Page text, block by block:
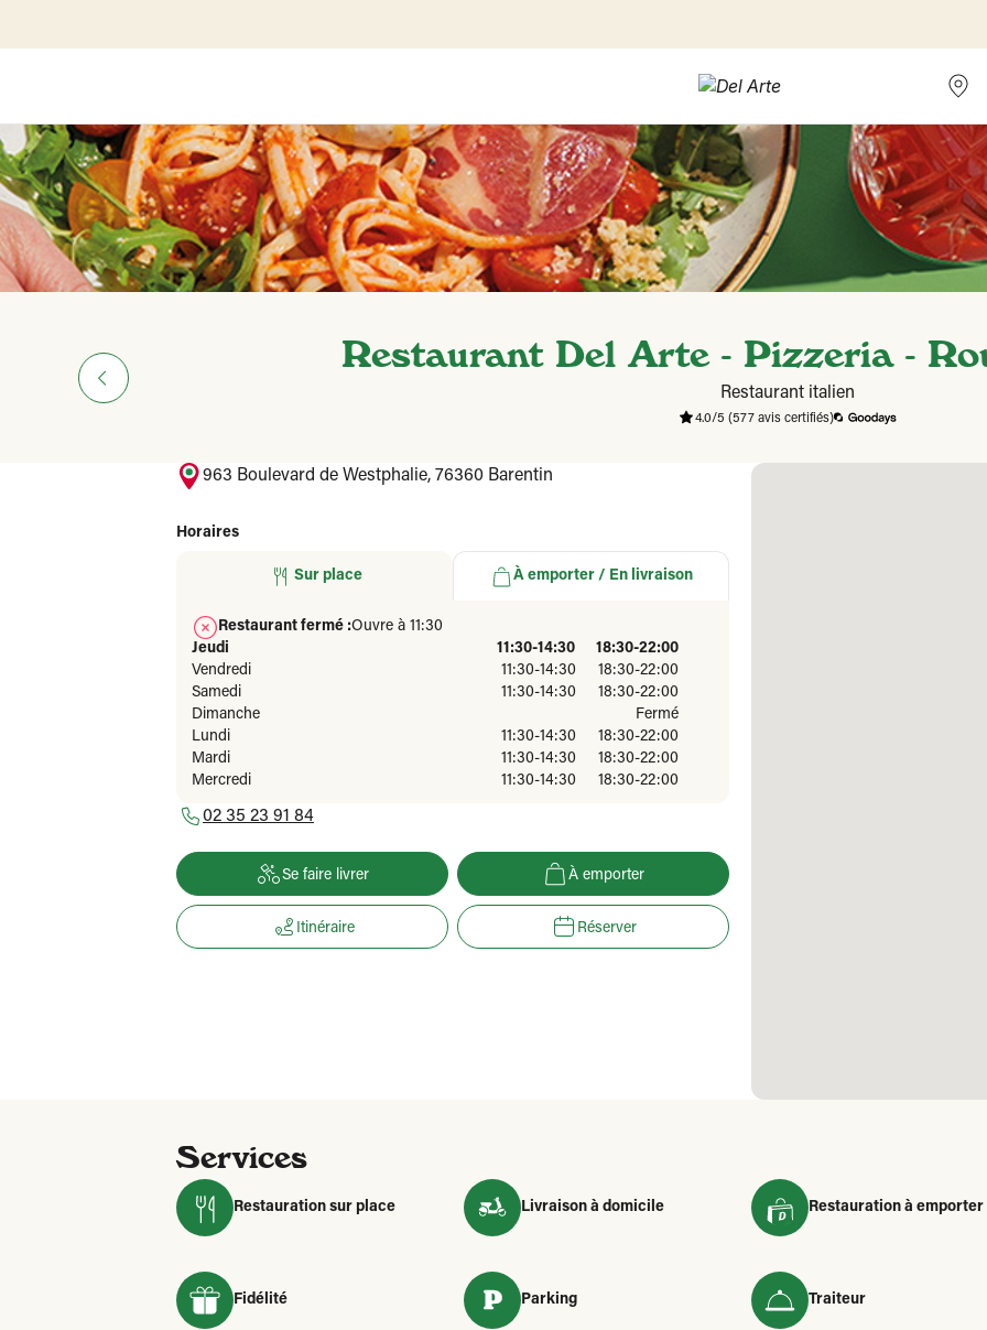
Restaurant Del Arte - Pizzeria -
Restaurant italien
4.0/5 (577 avis certifiés)
963 Boulevard de Westphalie, 76360 Barentin
Horaires
Sur place À emporter / En livraison
Restaurant fermé :Ouvre à 11:30
Jeudi
11:30-14:30
18:30-22:00
Vendredi
11:30-14:30
18:30-22:00
Samedi
11:30-14:30
18:30-22:00
Dimanche
Fermé
Lundi
11:30-14:30
18:30-22:00
Mardi
11:30-14:30
18:30-22:00
Mercredi
11:30-14:30 18:30-22:00
02 35 23 91 84
Se faire livrer À emporter
Itinéraire Réserver
Services
Restauration sur place Livraison à domicile Restauration à emporter
Fidélité Parking Traiteur